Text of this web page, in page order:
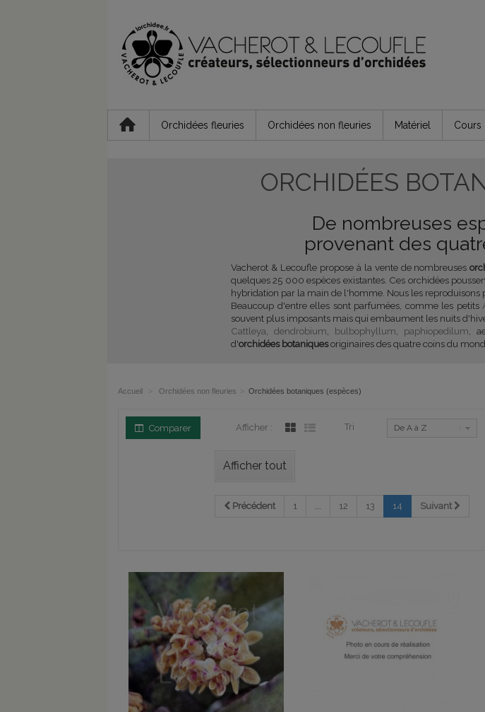
Orchidées fleuries Orchidées non fleuries Matériel Cours
ORCHIDÉES
De nombreuses
provenant des
Vacherot & Lecoufle propose à la vente de nombreuses
quelques 25 000 espèces existantes. Ces orchidées
hybridation par la main de l'homme. Nous les reproduisons
Beaucoup d'entre elles sont parfumées, comme les petits
souvent plus imposants mais qui embaument les nuits
Cattleya
dendrobium bulbophyllum paphiopedilum ,
d'orchidées botaniquesoriginaires des quatre coins du
Accueil Orchidées non fleuries Orchidées botaniques (espèces)
Comparer Afficher : Tri De A à Z
Afficher tout
Précédent 1 ... 12 13 14 Suivant